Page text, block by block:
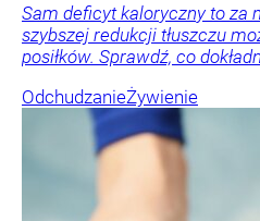
Sam deficyt kaloryczny to za
szybszej redukcji tłuszczu
posiłków. Sprawdź, co
OdchudzanieŻywienie